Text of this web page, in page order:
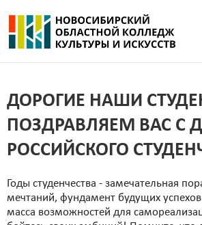
ДОРОГИЕ НАШИ
ПОЗДРАВЛЯЕМ ВАС С
РОССИЙСКОГО
Годы студенчества - замечательная
мечтаний, фундамент будущих
масса возможностей для